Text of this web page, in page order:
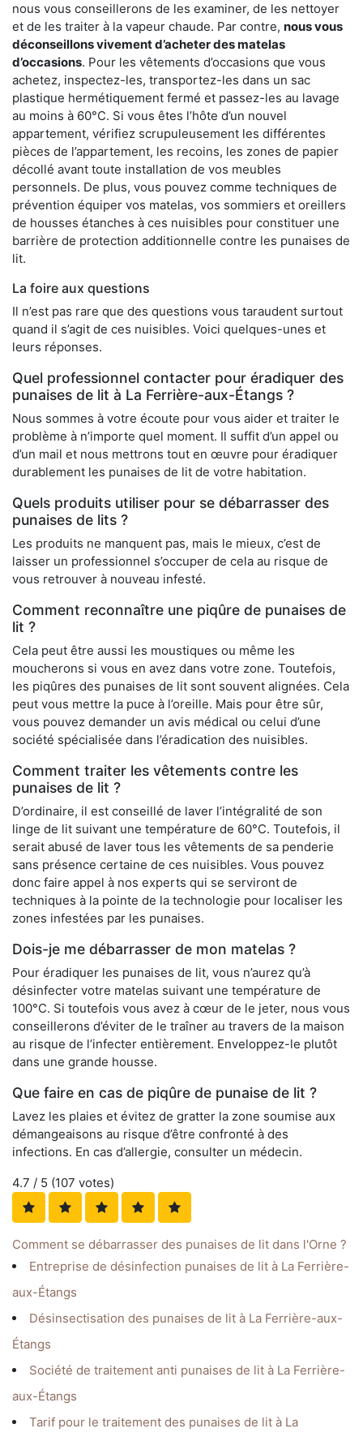
nous vous conseillerons de les examiner, de les nettoyer
et de les traiter à la vapeur chaude. Par contre, nous vous
déconseillons vivement d’acheter des matelas
d’occasions. Pour les vêtements d’occasions que vous
achetez, inspectez-les, transportez-les dans un sac
plastique hermétiquement fermé et passez-les au lavage
au moins à 60°C. Si vous êtes l’hôte d’un nouvel
appartement, vérifiez scrupuleusement les différentes
pièces de l’appartement, les recoins, les zones de papier
décollé avant toute installation de vos meubles
personnels. De plus, vous pouvez comme techniques de
prévention équiper vos matelas, vos sommiers et oreillers
de housses étanches à ces nuisibles pour constituer une
barrière de protection additionnelle contre les punaises de
lit.
La foire aux questions
Il n’est pas rare que des questions vous taraudent surtout
quand il s’agit de ces nuisibles. Voici quelques-unes et
leurs réponses.
Quel professionnel contacter pour éradiquer des
punaises de lit à La Ferrière-aux-Étangs ?
Nous sommes à votre écoute pour vous aider et traiter le
problème à n’importe quel moment. Il suffit d’un appel ou
d’un mail et nous mettrons tout en œuvre pour éradiquer
durablement les punaises de lit de votre habitation.
Quels produits utiliser pour se débarrasser des
punaises de lits ?
Les produits ne manquent pas, mais le mieux, c’est de
laisser un professionnel s’occuper de cela au risque de
vous retrouver à nouveau infesté.
Comment reconnaître une piqûre de punaises de
lit ?
Cela peut être aussi les moustiques ou même les
moucherons si vous en avez dans votre zone. Toutefois,
les piqûres des punaises de lit sont souvent alignées. Cela
peut vous mettre la puce à l’oreille. Mais pour être sûr,
vous pouvez demander un avis médical ou celui d’une
société spécialisée dans l’éradication des nuisibles.
Comment traiter les vêtements contre les
punaises de lit ?
D’ordinaire, il est conseillé de laver l’intégralité de son
linge de lit suivant une température de 60°C. Toutefois, il
serait abusé de laver tous les vêtements de sa penderie
sans présence certaine de ces nuisibles. Vous pouvez
donc faire appel à nos experts qui se serviront de
techniques à la pointe de la technologie pour localiser les
zones infestées par les punaises.
Dois-je me débarrasser de mon matelas ?
Pour éradiquer les punaises de lit, vous n’aurez qu’à
désinfecter votre matelas suivant une température de
100°C. Si toutefois vous avez à cœur de le jeter, nous vous
conseillerons d’éviter de le traîner au travers de la maison
au risque de l’infecter entièrement. Enveloppez-le plutôt
dans une grande housse.
Que faire en cas de piqûre de punaise de lit ?
Lavez les plaies et évitez de gratter la zone soumise aux
démangeaisons au risque d’être confronté à des
infections. En cas d’allergie, consulter un médecin.
4.7 / 5 (107 votes)
Comment se débarrasser des punaises de lit dans l'Orne ?
Entreprise de désinfection punaises de lit à La Ferrière-
aux-Étangs
Désinsectisation des punaises de lit à La Ferrière-aux-
Étangs
Société de traitement anti punaises de lit à La Ferrière-
aux-Étangs
Tarif pour le traitement des punaises de lit à La